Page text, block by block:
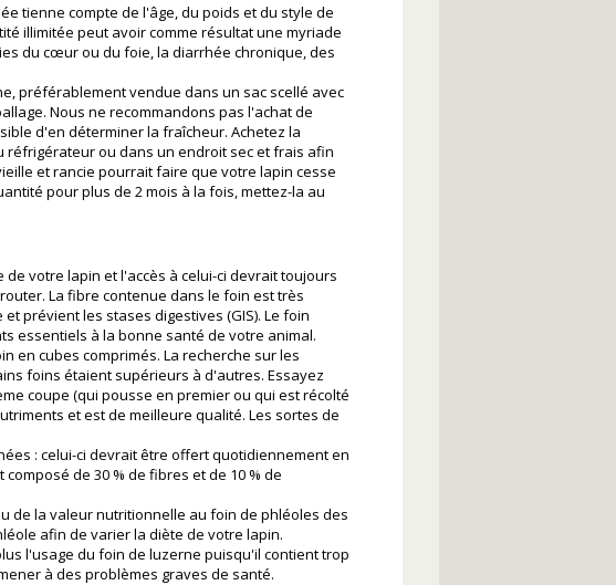
tienne compte de l'âge, du poids et du style de
illimitée peut avoir comme résultat une myriade
du cœur ou du foie, la diarrhée chronique, des
préférablement vendue dans un sac scellé avec
Nous ne recommandons pas l'achat de
d'en déterminer la fraîcheur. Achetez la
ou dans un endroit sec et frais afin
et rancie pourrait faire que votre lapin cesse
pour plus de 2 mois à la fois, mettez-la au
votre lapin et l'accès à celui-ci devrait toujours
La fibre contenue dans le foin est très
prévient les stases digestives (GIS). Le foin
essentiels à la bonne santé de votre animal.
en cubes comprimés. La recherche sur les
foins étaient supérieurs à d'autres. Essayez
coupe (qui pousse en premier ou qui est récolté
et est de meilleure qualité. Les sortes de
: celui-ci devrait être offert quotidiennement en
de 30 % de fibres et de 10 % de
de la valeur nutritionnelle au foin de phléoles des
afin de varier la diète de votre lapin.
l'usage du foin de luzerne puisqu'il contient trop
à des problèmes graves de santé.